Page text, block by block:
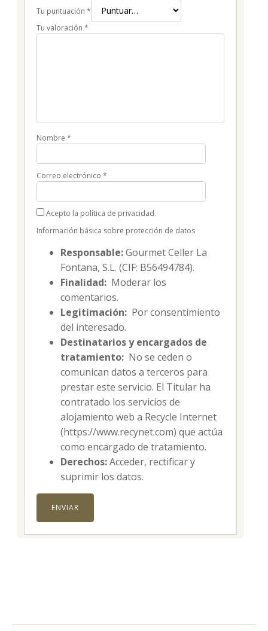
Tu puntuación *
Tu valoración *
Nombre *
Correo electrónico *
Acepto la política de privacidad.
Información básica sobre protección de datos
Responsable:Gourmet Celler La
Fontana, S.L. (CIF: B56494784).
Finalidad: Moderar los
comentarios.
Legitimación: Por consentimiento
del interesado.
Destinatarios y encargados de
tratamiento: No se ceden o
comunican datos a terceros para
prestar este servicio. El Titular ha
contratado los servicios de
alojamiento web a Recycle Internet
(https://www.recynet.com) que actúa
como encargado de tratamiento.
Derechos:Acceder, rectificar y
suprimir los datos.